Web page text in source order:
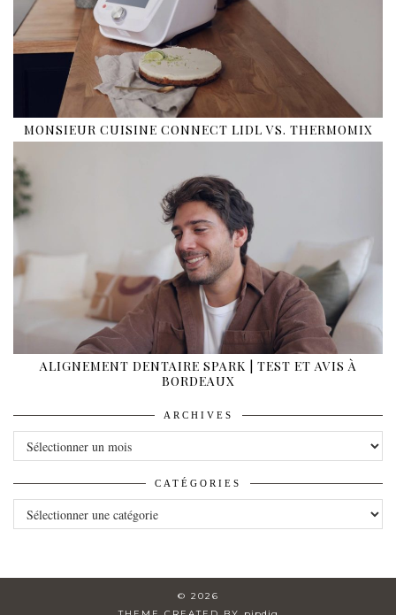
MONSIEUR CUISINE CONNECT LIDL VS. THERMOMIX
ALIGNEMENT DENTAIRE SPARK | TEST ET AVIS À
BORDEAUX
ARCHIVES
ARCHIVES
CATÉGORIES
CATÉGORIES
© 2026